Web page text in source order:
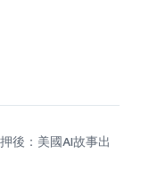
後：美國AI故事出